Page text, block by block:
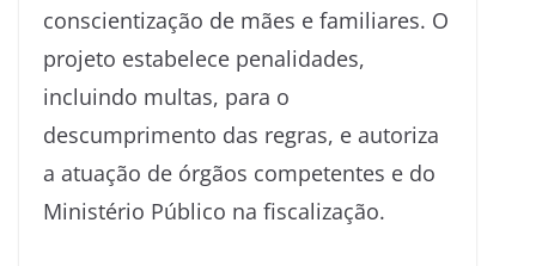
conscientização de mães e familiares. O
projeto estabelece penalidades,
incluindo multas, para o
descumprimento das regras, e autoriza
a atuação de órgãos competentes e do
Ministério Público na fiscalização.